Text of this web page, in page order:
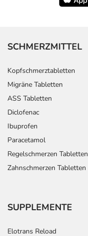
SCHMERZMITTEL
Kopfschmerztabletten
Migräne Tabletten
ASS Tabletten
Diclofenac
Ibuprofen
Paracetamol
Regelschmerzen Tabletten
Zahnschmerzen Tabletten
SUPPLEMENTE
Elotrans Reload